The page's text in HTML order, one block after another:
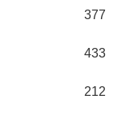
377
433
212